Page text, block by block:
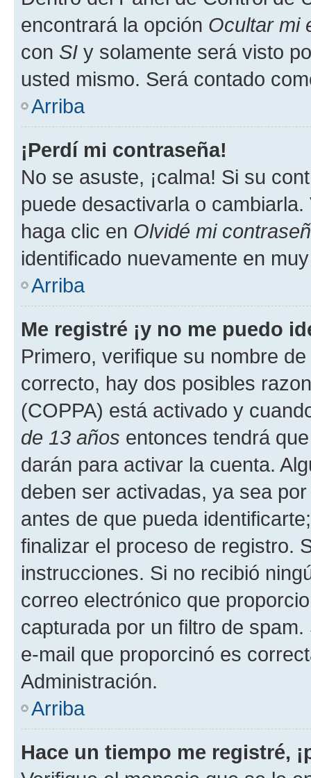
encontrará la opción Ocultar mi
con SI y solamente será visto
usted mismo. Será contado
Arriba
¡Perdí mi contraseña!
No se asuste, ¡calma! Si su
puede desactivarla o
haga clic en Olvidé mi
identificado nuevamente en
Arriba
Me registré ¡y no me puedo
Primero, verifique su nombre
correcto, hay dos posibles
(COPPA) está activado y
de 13 años entonces tendrá
darán para activar la cuenta.
deben ser activadas, ya sea
antes de que pueda
finalizar el proceso de registro.
instrucciones. Si no recibió
correo electrónico que
capturada por un filtro de
e-mail que proporcinó es
Administración.
Arriba
Hace un tiempo me registré,